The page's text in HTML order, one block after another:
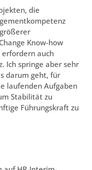
die
Know-how
auch
Ich springe aber sehr
darum geht, für
laufenden Aufgaben
Stabilität zu
Führungskraft zu